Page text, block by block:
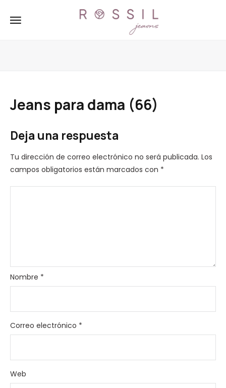
Jeans para dama (66)
Deja una respuesta
Tu dirección de correo electrónico no será publicada. Los
campos obligatorios están marcados con *
Nombre *
Correo electrónico *
Web